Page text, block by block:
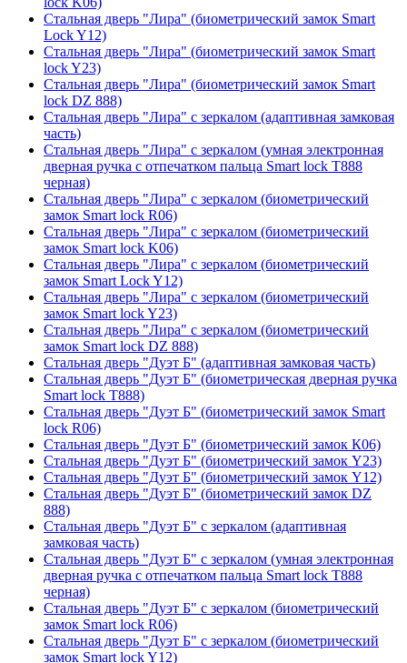
Стальная дверь "Лира" (биометрический замок Smart
Lock Y12)
Стальная дверь "Лира" (биометрический замок Smart
lock Y23)
Стальная дверь "Лира" (биометрический замок Smart
lock DZ 888)
Стальная дверь "Лира" с зеркалом (адаптивная замковая
часть)
Стальная дверь "Лира" с зеркалом (умная электронная
дверная ручка с отпечатком пальца Smart lock T888
черная)
Стальная дверь "Лира" с зеркалом (биометрический
замок Smart lock R06)
Стальная дверь "Лира" с зеркалом (биометрический
замок Smart lock K06)
Стальная дверь "Лира" с зеркалом (биометрический
замок Smart Lock Y12)
Стальная дверь "Лира" с зеркалом (биометрический
замок Smart lock Y23)
Стальная дверь "Лира" с зеркалом (биометрический
замок Smart lock DZ 888)
Стальная дверь "Дуэт Б" (адаптивная замковая часть)
Стальная дверь "Дуэт Б" (биометрическая дверная ручка
Smart lock T888)
Стальная дверь "Дуэт Б" (биометрический замок Smart
lock R06)
Стальная дверь "Дуэт Б" (биометрический замок К06)
Стальная дверь "Дуэт Б" (биометрический замок Y23)
Стальная дверь "Дуэт Б" (биометрический замок Y12)
Стальная дверь "Дуэт Б" (биометрический замок DZ
888)
Стальная дверь "Дуэт Б" с зеркалом (адаптивная
замковая часть)
Стальная дверь "Дуэт Б" с зеркалом (умная электронная
дверная ручка с отпечатком пальца Smart lock T888
черная)
Стальная дверь "Дуэт Б" с зеркалом (биометрический
замок Smart lock R06)
Стальная дверь "Дуэт Б" с зеркалом (биометрический
замок Smart lock Y12)